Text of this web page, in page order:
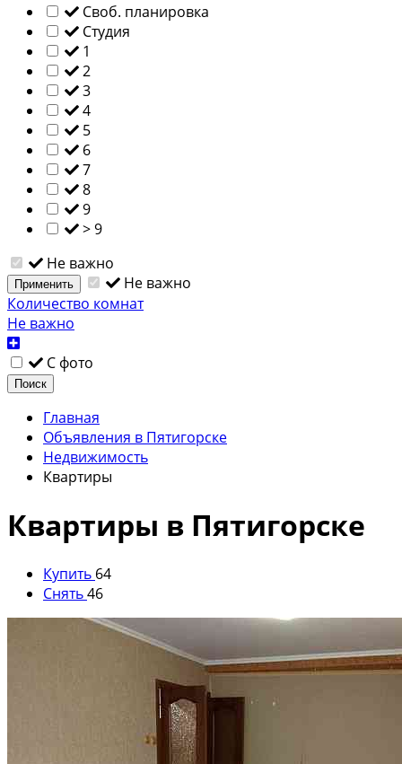
Своб. планировка
Студия
1
2
3
4
5
6
7
8
9
> 9
Не важно
Применить
Не важно
Количество комнат
Не важно
С фото
Поиск
Главная
Объявления в Пятигорске
Недвижимость
Квартиры
Квартиры в Пятигорске
Купить 64
Снять46